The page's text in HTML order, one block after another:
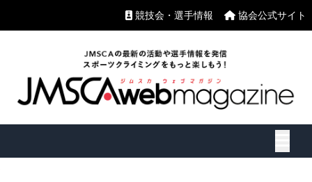
競技会・選手情報 協会公式サイト